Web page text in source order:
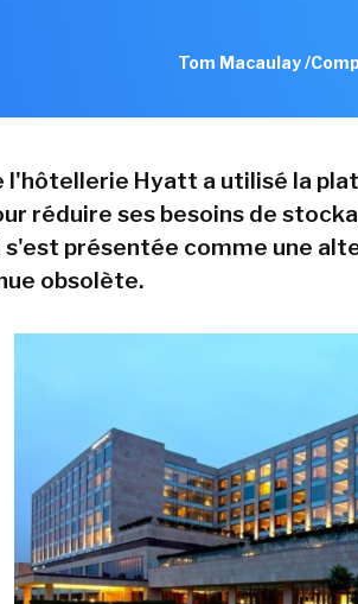
Tom Macaulay /
l'hôtellerie Hyatt a utilisé la
réduire ses besoins de
présentée comme une
obsolète.